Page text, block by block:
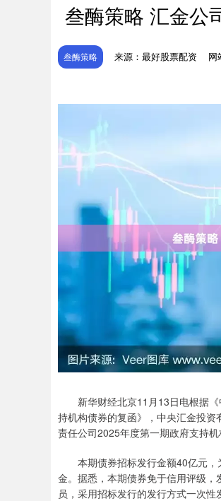
叁酶策略 汇金公
叁酶策略 来源：最好股票配资 网
新华财经北京11月13日电根据《
持机构债券的复函》，中央汇金投
责任公司2025年度第一期政府支持机
本期债券招标发行金额40亿元，
金。据悉，本期债券免于信用评级
员，采用招标发行的发行方式一次性